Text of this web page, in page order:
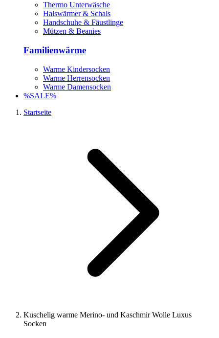
Thermo Unterwäsche
Halswärmer & Schals
Handschuhe & Fäustlinge
Mützen & Beanies
Familienwärme
Warme Kindersocken
Warme Herrensocken
Warme Damensocken
%SALE%
Startseite
Kuschelig warme Merino- und Kaschmir Wolle Luxus
Socken